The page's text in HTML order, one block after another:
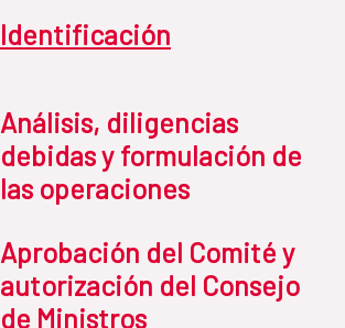
Identificación
Análisis, diligencias
debidas y formulación de
las operaciones
Aprobación del Comité y
autorización del Consejo
de Ministros